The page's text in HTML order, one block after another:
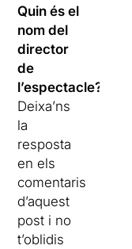
Quin és el
nom del
director
de
l’espectacle?
Deixa’ns
la
resposta
en els
comentaris
d’aquest
post i no
t’oblidis